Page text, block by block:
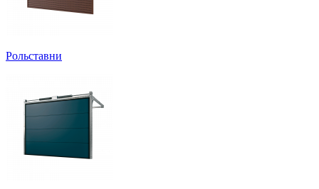
Рольставни